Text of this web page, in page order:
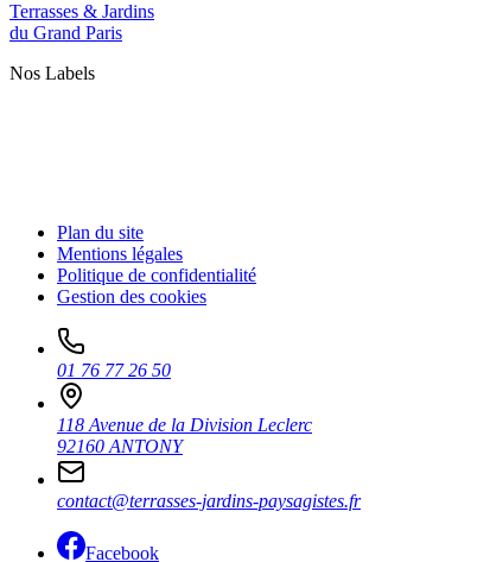
Terrasses & Jardins
du Grand Paris
Nos Labels
Plan du site
Mentions légales
Politique de confidentialité
Gestion des cookies
01 76 77 26 50
118 Avenue de la Division Leclerc
92160 ANTONY
contact@terrasses-jardins-paysagistes.fr
Facebook